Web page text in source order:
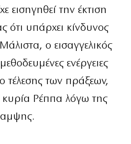
εισηγηθεί την έκτιση
ότι υπάρχει κίνδυνος
ο εισαγγελικός
ενέργειες
τέλεσης των πράξεων,
κυρία Ρέππα λόγω της